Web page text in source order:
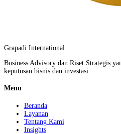
Grapadi International
Business Advisory dan Riset Strategis
keputusan bisnis dan investasi.
Menu
Beranda
Layanan
Tentang Kami
Insights